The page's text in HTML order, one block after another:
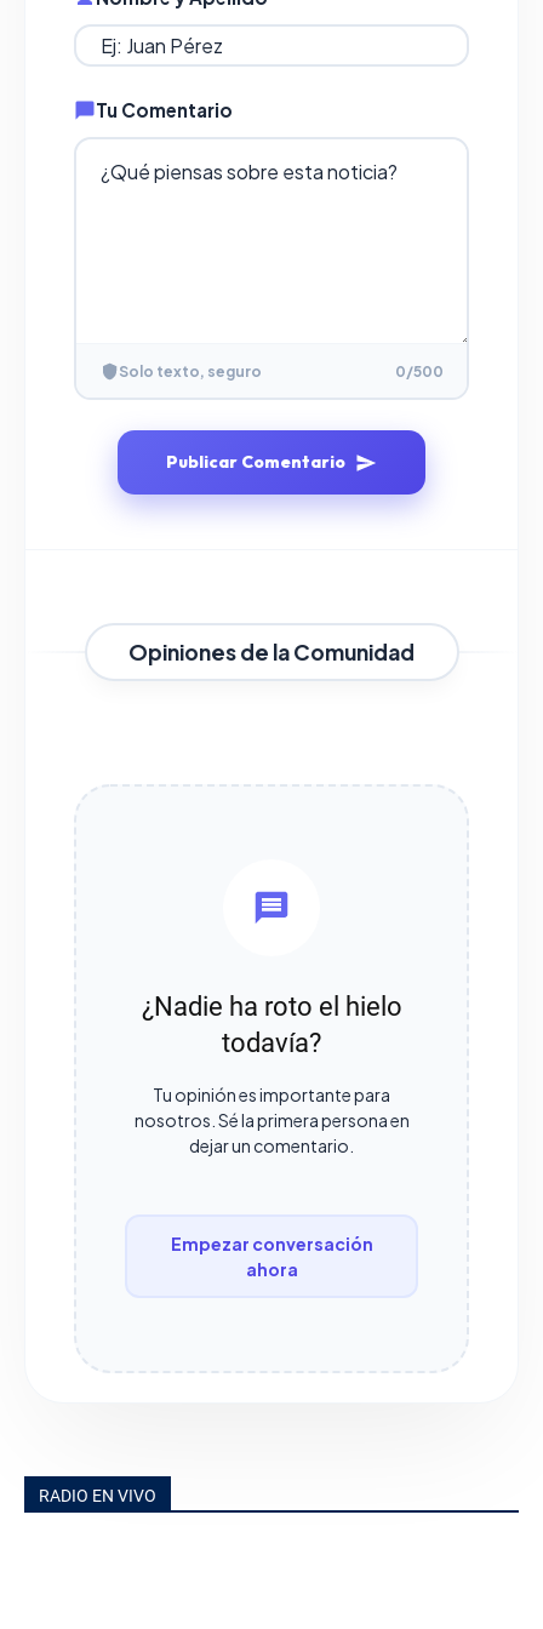
Tu Comentario
Solo texto, seguro 0/500
Publicar Comentario
Opiniones de la Comunidad
¿Nadie ha roto el hielo
todavía?
Tu opinión es importante para
nosotros. Sé la primera persona en
dejar un comentario.
Empezar conversación
ahora
RADIO EN VIVO